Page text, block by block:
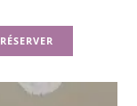
RÉSERVER